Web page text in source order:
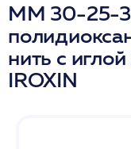
МM 30-25-
нить с
IROXIN